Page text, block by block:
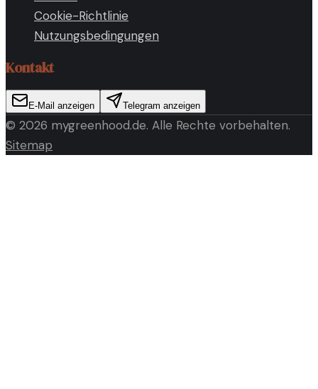
Cookie-Richtlinie
Nutzungsbedingungen
Kontakt
E-Mail anzeigen Telegram anzeigen
© 2026 mygreenhood.de. Alle Rechte vorbehalten.
Sitemap